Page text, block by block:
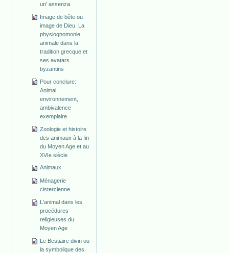
un' assenza
Image de bête ou
image de Dieu. La
physiognomonie
animale dans la
tradition grecque et
ses avatars
byzantins
Pour conclure:
Animal,
environnement,
ambivalence
exemplaire
Zoologie et histoire
des animaux à la fin
du Moyen Age et au
XVIe siècle
Animaux
Ménagerie
cistercienne
L'animal dans les
procédures
religieuses du
Moyen Age
Le Bestiaire divin ou
la symbolique des